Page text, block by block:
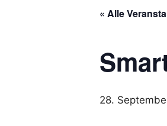
« Alle
28.